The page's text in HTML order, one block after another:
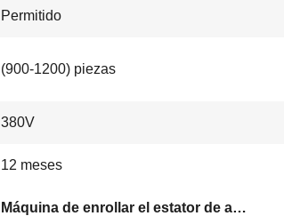
Permitido
(900-1200) piezas
380V
12 meses
Máquina de enrollar el estator de alambre plano